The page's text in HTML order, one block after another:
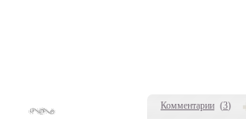
Комментарии (3)